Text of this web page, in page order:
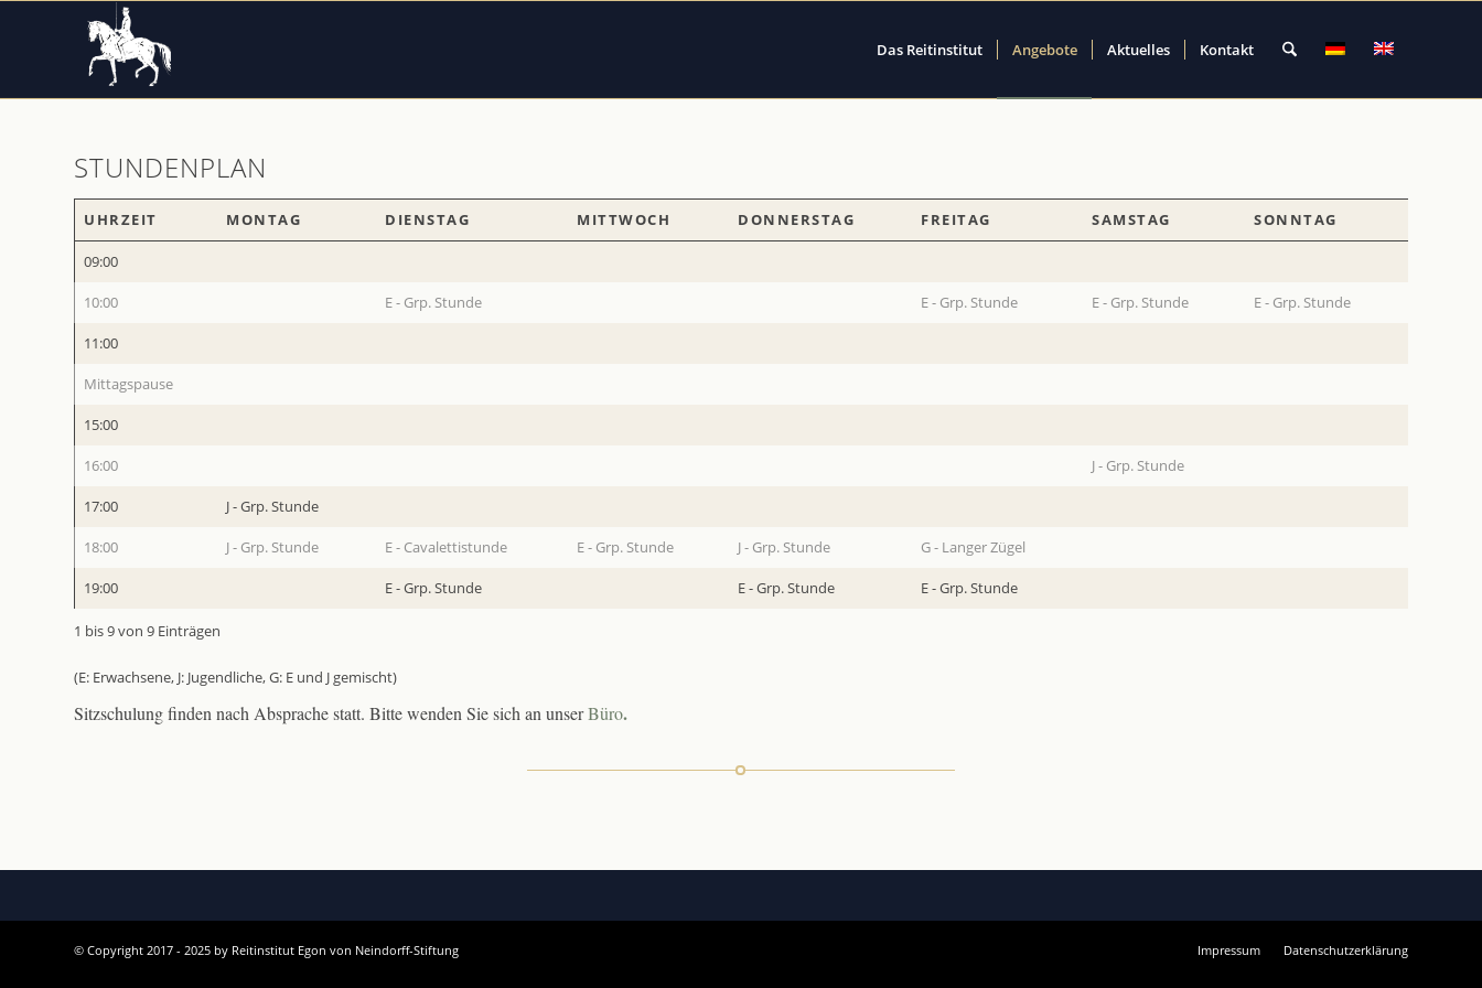
Das Reitinstitut Angebote Aktuelles Kontakt
STUNDENPLAN
UHRZEIT MONTAG DIENSTAG MITTWOCH DONNERSTAG FREITAG SAMSTAG
SONNTAG
09:00
10:00 E - Grp. Stunde E - Grp. Stunde E - Grp. Stunde E - Grp. Stunde
11:00
Mittagspause
15:00
16:00 J - Grp. Stunde
17:00 J - Grp. Stunde
18:00 J - Grp. Stunde E - Cavalettistunde E - Grp. Stunde J - Grp. Stunde G - Langer Zügel
19:00 E - Grp. Stunde E - Grp. Stunde E - Grp. Stunde
1 bis 9 von 9 Einträgen
(E: Erwachsene, J: Jugendliche, G: E und J gemischt)
Sitzschulung finden nach Absprache statt. Bitte wenden Sie sich an unserBüro.
© Copyright 2017 - 2025 by Reitinstitut Egon von Neindorff-Stiftung Impressum Datenschutzerklärung